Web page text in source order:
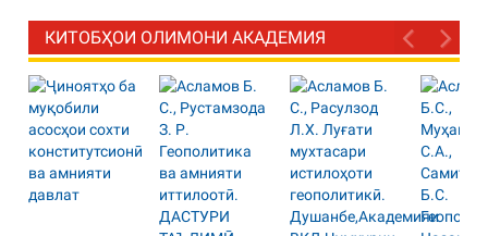
КИТОБҲОИ ОЛИМОНИ АКАДЕМИЯ